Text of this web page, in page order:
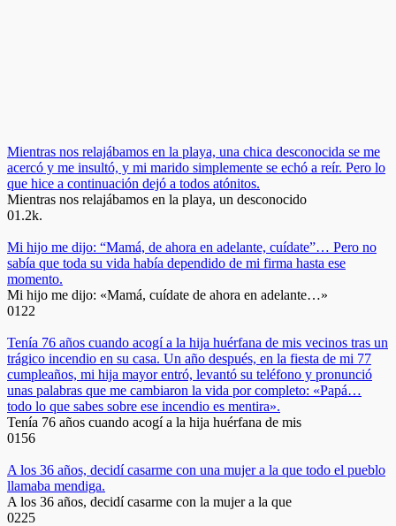
Mientras nos relajábamos en la playa, una chica desconocida se me
acercó y me insultó, y mi marido simplemente se echó a reír. Pero lo
que hice a continuación dejó a todos atónitos.
Mientras nos relajábamos en la playa, un desconocido
01.2k.
Mi hijo me dijo: “Mamá, de ahora en adelante, cuídate”… Pero no
sabía que toda su vida había dependido de mi firma hasta ese
momento.
Mi hijo me dijo: «Mamá, cuídate de ahora en adelante…»
0122
Tenía 76 años cuando acogí a la hija huérfana de mis vecinos tras un
trágico incendio en su casa. Un año después, en la fiesta de mi 77
cumpleaños, mi hija mayor entró, levantó su teléfono y pronunció
unas palabras que me cambiaron la vida por completo: «Papá…
todo lo que sabes sobre ese incendio es mentira».
Tenía 76 años cuando acogí a la hija huérfana de mis
0156
A los 36 años, decidí casarme con una mujer a la que todo el pueblo
llamaba mendiga.
A los 36 años, decidí casarme con la mujer a la que
0225